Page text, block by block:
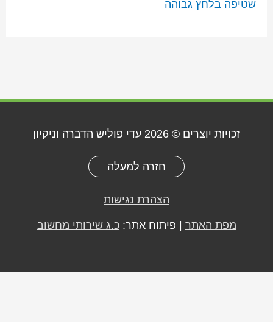
שטיפה בלחץ גבוהה
זכויות יוצרים © 2026 עדי פוליש הדברה וניקיון
חזרה למעלה
הצהרת נגישות
מפת האתר | פיתוח אתר:כ.ג שירותי מחשוב